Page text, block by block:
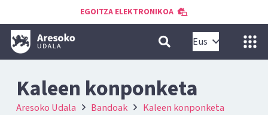
EGOITZA ELEKTRONIKOA
Eus
Kaleen konponketa
Aresoko Udala Bandoak Kaleen konponketa